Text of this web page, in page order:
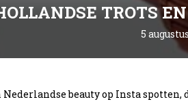
TROTS
5
beauty op Insta spotten,